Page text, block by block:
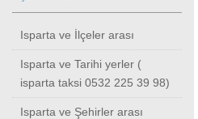
Isparta ve İlçeler arası
Isparta ve Tarihi yerler (
isparta taksi 0532 225 39 98)
Isparta ve Şehirler arası